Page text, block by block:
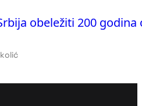
obeležiti 200